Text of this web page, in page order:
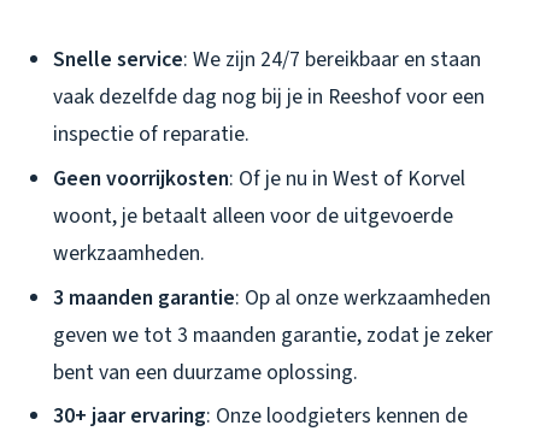
Snelle service: We zijn 24/7 bereikbaar en staan
vaak dezelfde dag nog bij je in Reeshof voor een
inspectie of reparatie.
Geen voorrijkosten: Of je nu in West of Korvel
woont, je betaalt alleen voor de uitgevoerde
werkzaamheden.
3 maanden garantie: Op al onze werkzaamheden
geven we tot 3 maanden garantie, zodat je zeker
bent van een duurzame oplossing.
30+ jaar ervaring: Onze loodgieters kennen de